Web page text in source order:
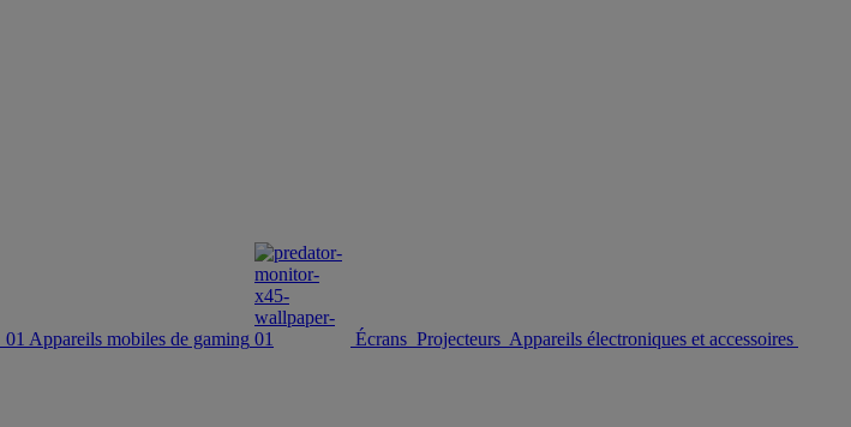
Appareils mobiles de gaming Écrans Projecteurs Appareils électroniques et accessoires